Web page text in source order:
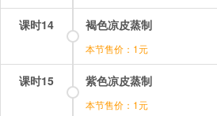
课时14 褐色凉皮蒸制
本节售价：1元
课时15 紫色凉皮蒸制
本节售价：1元